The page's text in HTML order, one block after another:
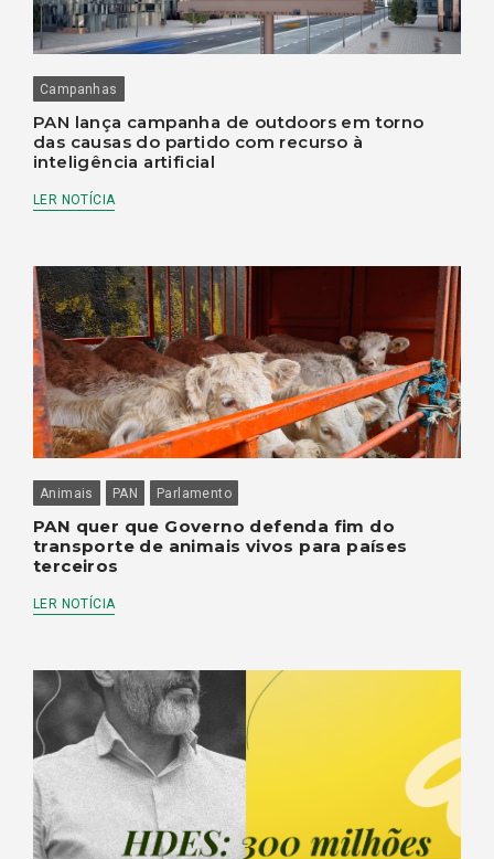
Campanhas
PAN lança campanha de outdoors em torno
das causas do partido com recurso à
inteligência artificial
LER NOTÍCIA
Animais PAN Parlamento
PAN quer que Governo defenda fim do
transporte de animais vivos para países
terceiros
LER NOTÍCIA